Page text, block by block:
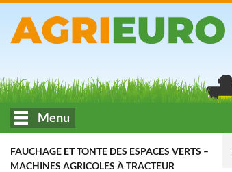
Menu
FAUCHAGE ET TONTE DES ESPACES VERTS –
MACHINES AGRICOLES À TRACTEUR